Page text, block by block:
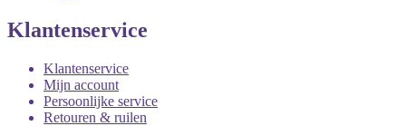
Klantenservice
Klantenservice
Mijn account
Persoonlijke service
Retouren & ruilen